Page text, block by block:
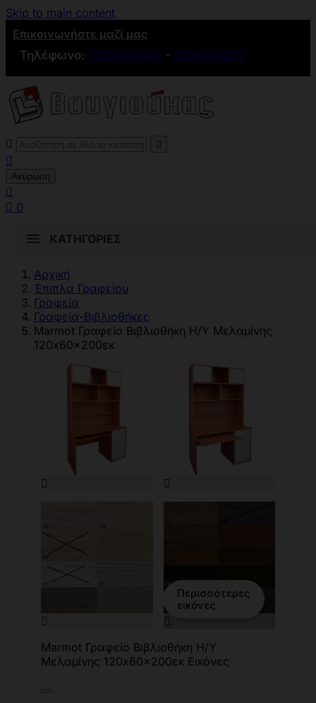
Skip to main content
Επικοινωνήστε μαζί μας
Τηλέφωνο: 2109836846 - 2109881501
 

Ακύρωση

 0
ΚΑΤΗΓΟΡΊΕΣ
Αρχική
Έπιπλα Γραφείου
Γραφεία
Γραφεία-Βιβλιοθήκες
Marmot Γραφείο Βιβλιοθήκη Η/Υ Μελαμίνης
120x60x200εκ
 

Περισσότερες
εικόνες

Marmot Γραφείο Βιβλιοθήκη Η/Υ
Μελαμίνης 120x60x200εκ Εικόνες